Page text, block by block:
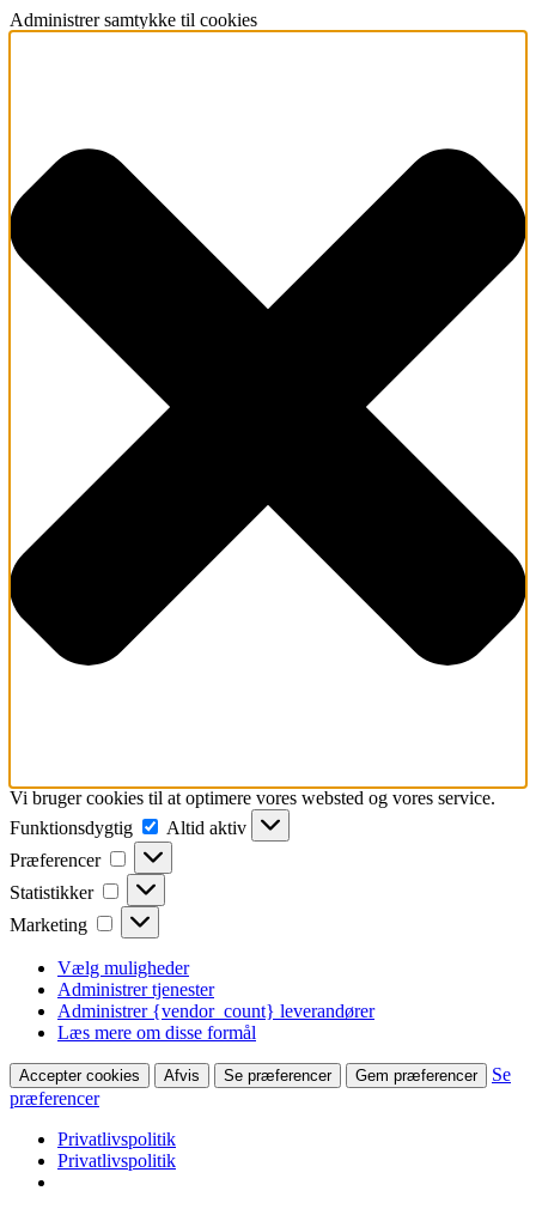
Administrer samtykke til cookies
Vi bruger cookies til at optimere vores websted og vores service.
Funktionsdygtig
Funktionsdygtig
Altid aktiv
Præferencer
Præferencer
Statistikker Statistikker
Marketing Marketing
Vælg muligheder
Administrer tjenester
Administrer {vendor_count} leverandører
Læs mere om disse formål
Accepter cookies Afvis Se præferencer Gem præferencer
Se
præferencer
Privatlivspolitik
Privatlivspolitik